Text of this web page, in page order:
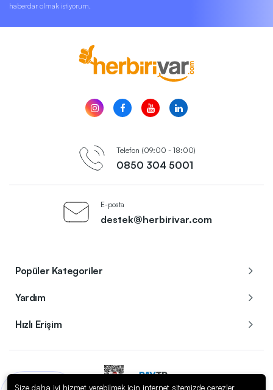
haberdar olmak istiyorum.
Telefon (09:00 - 18:00)
0850 304 5001
E-posta
destek@herbirivar.com
Popüler Kategoriler
Yardım
Hızlı Erişim
Size daha iyi hizmet verebilmek için internet sitemizde çerezler